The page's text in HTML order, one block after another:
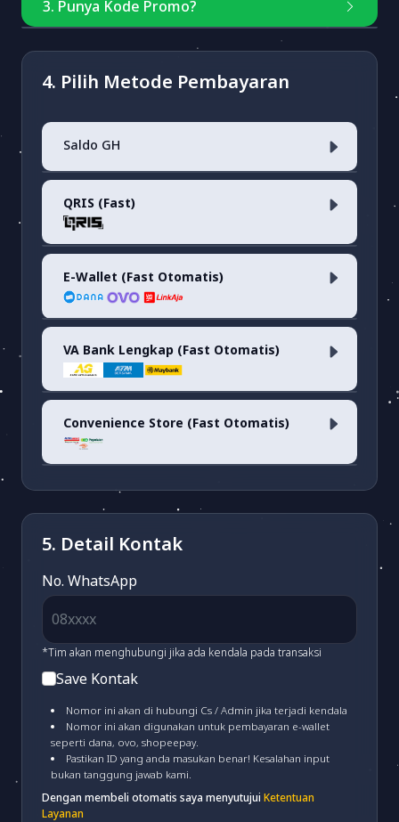
3. Punya Kode Promo?
Masukkan kode
4. Pilih Metode Pembayaran
Saldo GH
Saldo Akun
QRIS (Fast)
QRIS <i>(fee 0.7%)</i>
E-Wallet (Fast Otomatis)
Dana (fee 1.7%)
OVO(fee 3.03%)
VA Bank Lengkap (Fast Otomatis)
ARTHA GRAHA VA(fee 1.500)
ATM BERSAMA VA(fee 3.000)
BSI VA
PERMATA VA
MANDIRI VA(fee 4.000)
(fee 3.000)
Convenience Store (Fast Otomatis)
Alfamart/Pegadaian/POS & Dan-
Dan(fee 2.500)
5. Detail Kontak
No. WhatsApp
*Tim akan menghubungi jika ada kendala pada transaksi
Save Kontak
Nomor ini akan di hubungi Cs / Admin jika terjadi kendala
Nomor ini akan digunakan untuk pembayaran e-wallet
seperti dana, ovo, shopeepay.
Pastikan ID yang anda masukan benar! Kesalahan input
bukan tanggung jawab kami.
Dengan membeli otomatis saya menyutujui Ketentuan
Layanan